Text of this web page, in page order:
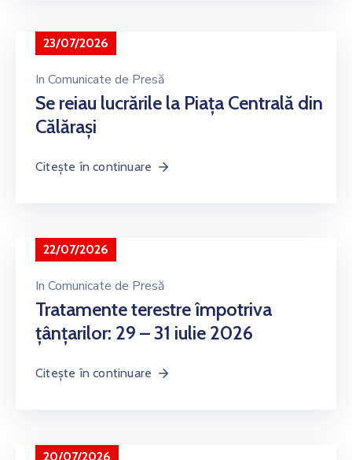
23/07/2026
In Comunicate de Presă
Se reiau lucrările la Piața Centrală din
Călărași
Citește în continuare
22/07/2026
In Comunicate de Presă
Tratamente terestre împotriva
țânțarilor: 29 – 31 iulie 2026
Citește în continuare
20/07/2026